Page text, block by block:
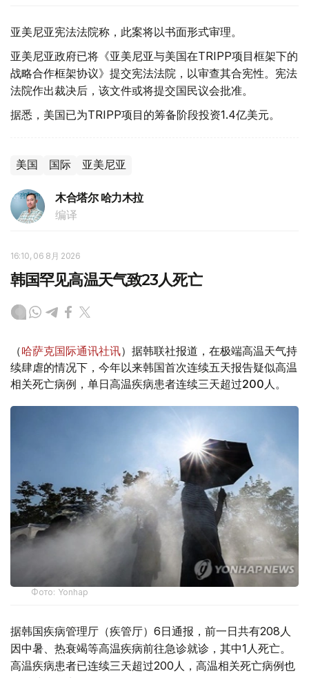
亚美尼亚宪法法院称，此案将以书面形式审理。
亚美尼亚政府已将《亚美尼亚与美国在TRIPP项目框架下的
战略合作框架协议》提交宪法法院，以审查其合宪性。宪法
法院作出裁决后，该文件或将提交国民议会批准。
据悉，美国已为TRIPP项目的筹备阶段投资1.4亿美元。
美国 国际 亚美尼亚
木合塔尔 哈力木拉
编译
16:10, 06 8月 2026
韩国罕见高温天气致23人死亡
（哈萨克国际通讯社讯）据韩联社报道，在极端高温天气持
续肆虐的情况下，今年以来韩国首次连续五天报告疑似高温
相关死亡病例，单日高温疾病患者连续三天超过200人。
Фото: Yonhap
据韩国疾病管理厅（疾管厅）6日通报，前一日共有208人
因中暑、热衰竭等高温疾病前往急诊就诊，其中1人死亡。
高温疾病患者已连续三天超过200人，高温相关死亡病例也